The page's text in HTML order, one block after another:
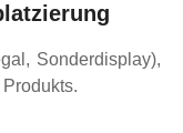
Sonderdisplay),